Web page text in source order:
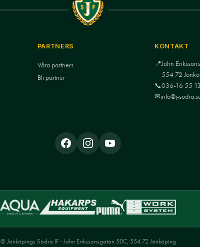
PARTNERS
Våra partners
Bli partner
KONTAKT
📍John
554 72
📞036-16 55
✉info@j-
© Jönköpings Södra IF · John Erikssonsgatan 50C, 554 72 Jönköping